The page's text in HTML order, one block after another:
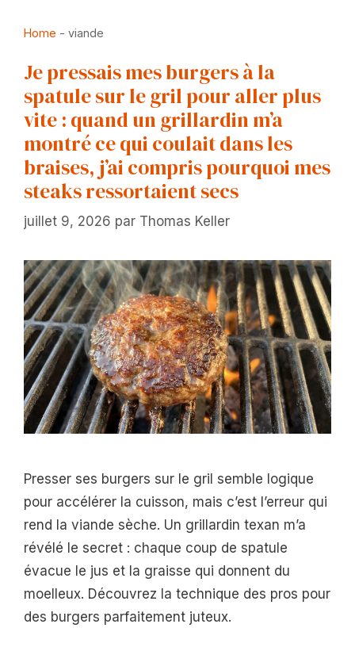
Home - viande
Je pressais mes burgers à la
spatule sur le gril pour aller plus
vite : quand un grillardin m’a
montré ce qui coulait dans les
braises, j’ai compris pourquoi mes
steaks ressortaient secs
juillet 9, 2026 par Thomas Keller
Presser ses burgers sur le gril semble logique
pour accélérer la cuisson, mais c’est l’erreur qui
rend la viande sèche. Un grillardin texan m’a
révélé le secret : chaque coup de spatule
évacue le jus et la graisse qui donnent du
moelleux. Découvrez la technique des pros pour
des burgers parfaitement juteux.